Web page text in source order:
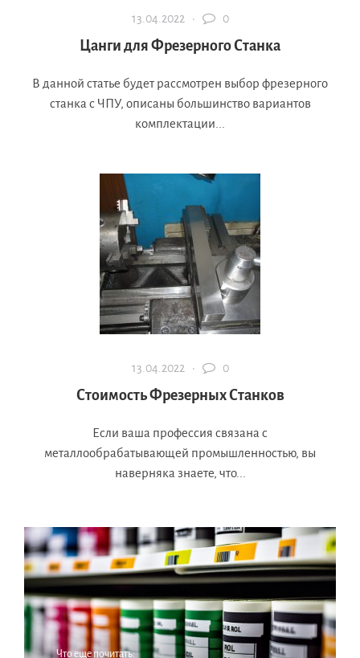
13.04.2022 · 0
Цанги для Фрезерного Станка
В данной статье будет рассмотрен выбор фрезерного
станка с ЧПУ, описаны большинство вариантов
комплектации...
13.04.2022 · 0
Стоимость Фрезерных Станков
Если ваша профессия связана с
металлообрабатывающей промышленностью, вы
наверняка знаете, что...
Что еще почитать: